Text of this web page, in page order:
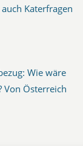
Katerfragen
Wie wäre
Von Österreich